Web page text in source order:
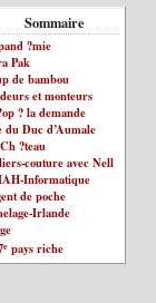
Sommaire
?mie
Pak
de bambou
et monteurs
? la demande
du Duc d’Aumale
?teau
couture avec Nell
Informatique
de poche
Irlande
e pays riche